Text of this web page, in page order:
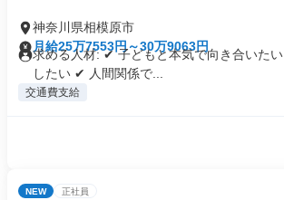
神奈川県相模原市
月給25万7553円～30万9063円
求める人材: ✔ 子どもと本気で向き合いた
したい ✔ 人間関係で...
交通費支給
NEW 正社員